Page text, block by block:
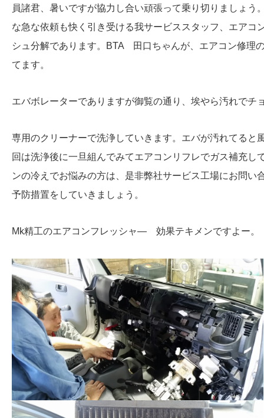
員諸君、暑いですが協力し合い頑張って乗り切りましょ
な急な依頼も快く引き受ける我サービススタッフ、エア
シュ分解であります。BTA 田口ちゃんが、エアコン修理
てます。
エバボレーターでありますが御覧の通り、埃やら汚れでチ
専用のクリーナーで洗浄していきます。エバが汚れてると
回は洗浄後に一旦組んでみてエアコンリフレでガス補充
ンの冷えでお悩みの方は、是非弊社サービス工場にお問
予防措置をしていきましょう。
Mk精工のエアコンフレッシャ― 効果テキメンですよー。